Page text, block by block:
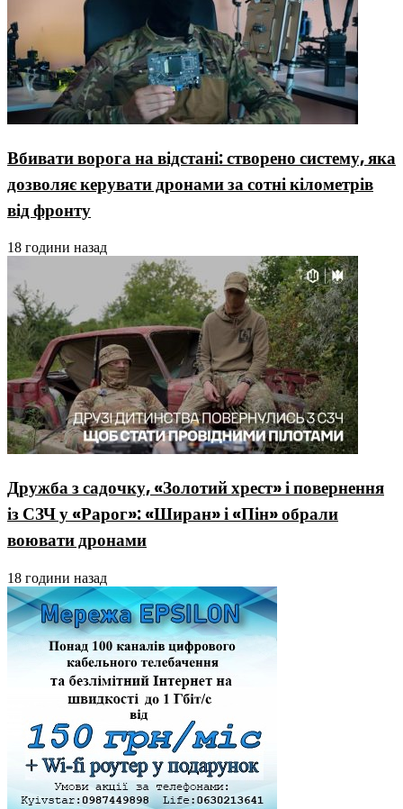
Вбивати ворога на відстані: створено систему, яка
дозволяє керувати дронами за сотні кілометрів
від фронту
18 години назад
Дружба з садочку, «Золотий хрест» і повернення
із СЗЧ у «Рарог»: «Ширан» і «Пін» обрали
воювати дронами
18 години назад